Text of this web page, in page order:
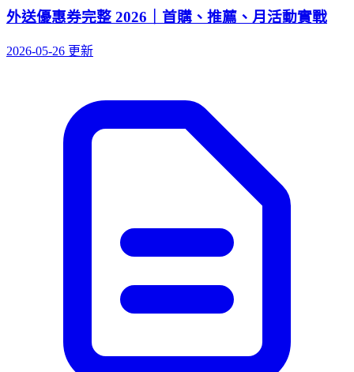
外送優惠券完整 2026｜首購、推薦、月活動實戰
2026-05-26 更新